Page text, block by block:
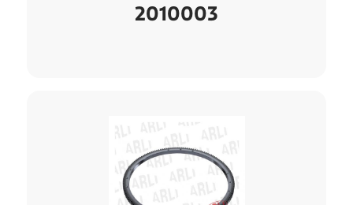
2010003